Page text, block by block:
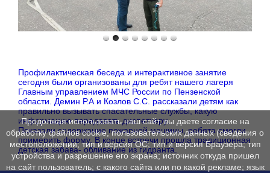
Профилактическая беседа и интерактивное занятие
сегодня были организованы для ребят нашего лагеря
Главным управлением МЧС России по Пензенской
области. Демин Р.А и Козлов С.С. рассказали детям как
правильно вызывать спасательные службы, какую
информацию передавать диспетчеру.
Показали содержание пожарной машины, ребята смогли
примерить форму. В конце встречи прошла традиционная
детская забава- обливание из гидранта.
Продолжая использовать наш сайт, вы даете согласие на
обработку файлов cookie, пользовательских данных (сведения о
местоположении; тип и версия ОС; тип и версия Браузера; тип
устройства и разрешение его экрана; источник откуда пришел
на сайт пользователь; с какого сайта или по какой рекламе; язык